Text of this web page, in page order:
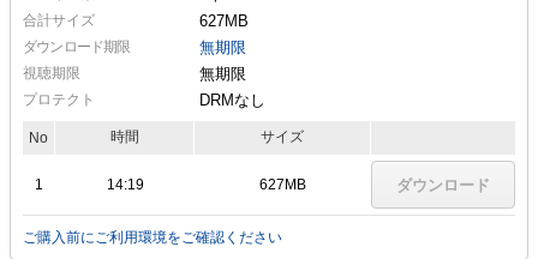
合計サイズ 627MB
ダウンロード期限 無期限
視聴期限 無期限
プロテクト DRMなし
No 時間 サイズ
1 14:19 627MB ダウンロード
ご購入前にご利用環境をご確認ください